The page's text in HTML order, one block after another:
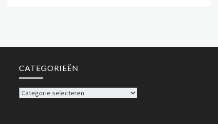
CATEGORIEËN
Categorieën